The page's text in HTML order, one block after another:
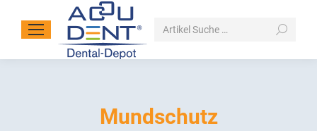
Search:
Mundschutz